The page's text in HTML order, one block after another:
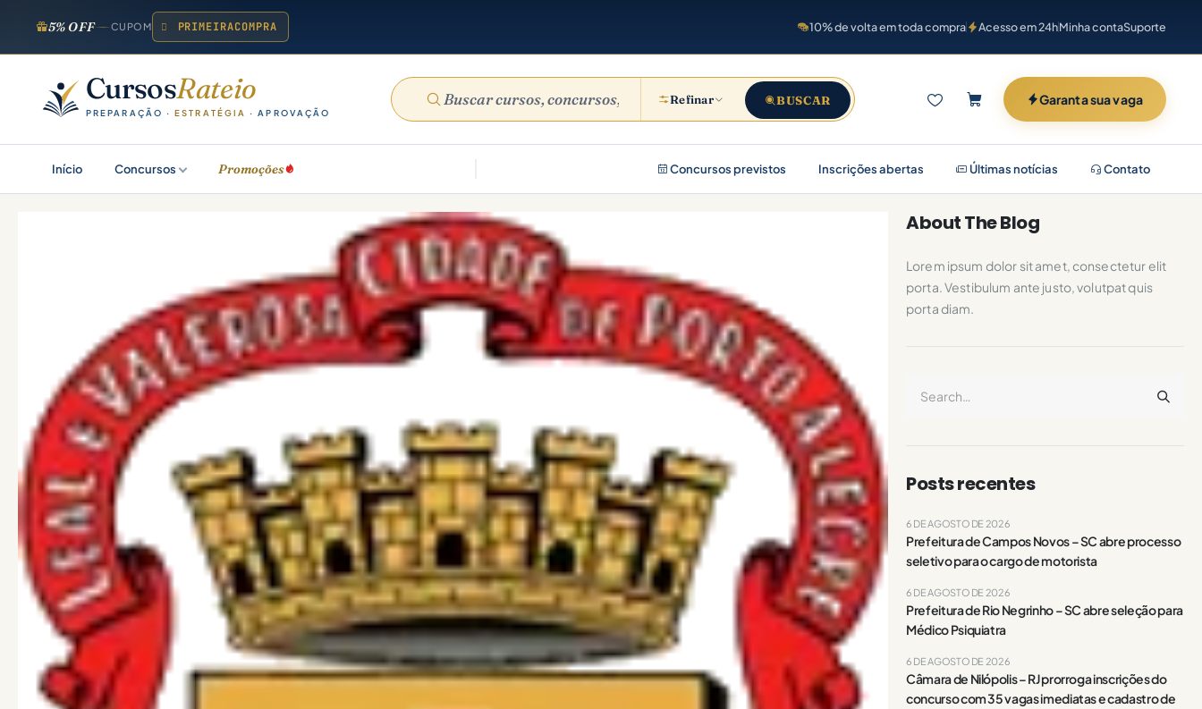
5% OFF CUPOM PRIMEIRACOMPRA 10% de volta em toda compra Acesso em 24hMinha contaSuporte
CursosRateio
PREPARAÇÃO ·ESTRATÉGIA · APROVAÇÃO
Refinar BUSCAR Garanta sua vaga
Início Concursos Promoções Concursos previstos Inscrições abertas Últimas notícias Contato
About The Blog
Lorem ipsum dolor sit amet, consectetur elit
porta. Vestibulum ante justo, volutpat quis
porta diam.
Posts recentes
Prefeitura de Campos Novos – SC abre processo
seletivo para o cargo de motorista
6 DE AGOSTO DE 2026
Prefeitura de Rio Negrinho – SC abre seleção para
Médico Psiquiatra
6 DE AGOSTO DE 2026
Câmara de Nilópolis – RJ prorroga inscrições do
concurso com 35 vagas imediatas e cadastro de
6 DE AGOSTO DE 2026